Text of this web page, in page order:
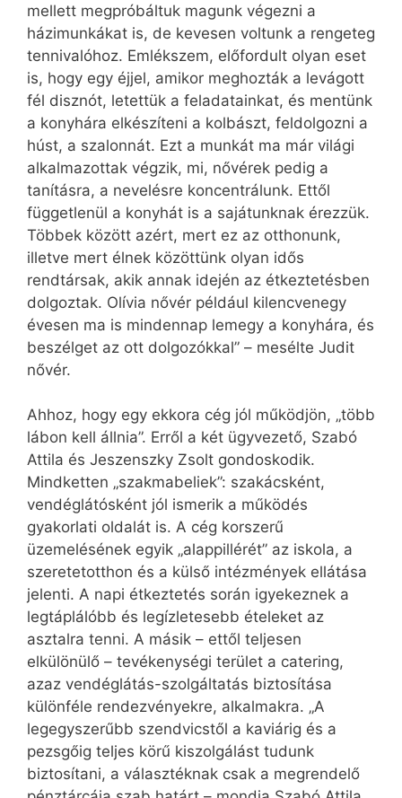
mellett megpróbáltuk magunk végezni a
házimunkákat is, de kevesen voltunk a rengeteg
tennivalóhoz. Emlékszem, előfordult olyan eset
is, hogy egy éjjel, amikor meghozták a levágott
fél disznót, letettük a feladatainkat, és mentünk
a konyhára elkészíteni a kolbászt, feldolgozni a
húst, a szalonnát. Ezt a munkát ma már világi
alkalmazottak végzik, mi, nővérek pedig a
tanításra, a nevelésre koncentrálunk. Ettől
függetlenül a konyhát is a sajátunknak érezzük.
Többek között azért, mert ez az otthonunk,
illetve mert élnek közöttünk olyan idős
rendtársak, akik annak idején az étkeztetésben
dolgoztak. Olívia nővér például kilencvenegy
évesen ma is mindennap lemegy a konyhára, és
beszélget az ott dolgozókkal” – mesélte Judit
nővér.
Ahhoz, hogy egy ekkora cég jól működjön, „több
lábon kell állnia”. Erről a két ügyvezető, Szabó
Attila és Jeszenszky Zsolt gondoskodik.
Mindketten „szakmabeliek”: szakácsként,
vendéglátósként jól ismerik a működés
gyakorlati oldalát is. A cég korszerű
üzemelésének egyik „alappillérét” az iskola, a
szeretet­otthon és a külső intézmények ellátása
jelenti. A napi étkeztetés során igyekeznek a
legtáplálóbb és legízletesebb ételeket az
asztalra tenni. A másik – ettől teljesen
elkülönülő – tevékenységi terület a catering,
azaz vendéglátás-szolgáltatás biztosítása
különféle rendezvényekre, alkalmakra. „A
legegyszerűbb szendvicstől a kaviárig és a
pezsgőig teljes körű kiszolgálást tudunk
biztosítani, a választéknak csak a megrendelő